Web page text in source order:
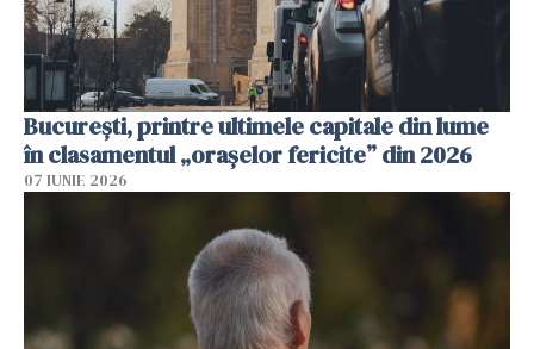
București, printre ultimele capitale din lume
în clasamentul „orașelor fericite” din 2026
07 IUNIE 2026